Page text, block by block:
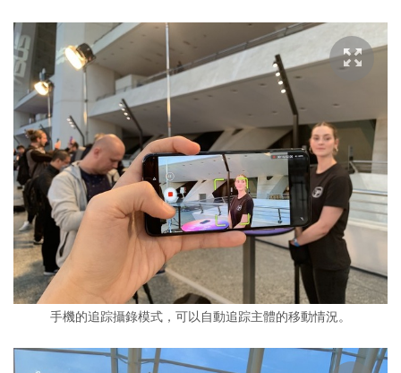
手機的追踪攝錄模式，可以自動追踪主體的移動情況。